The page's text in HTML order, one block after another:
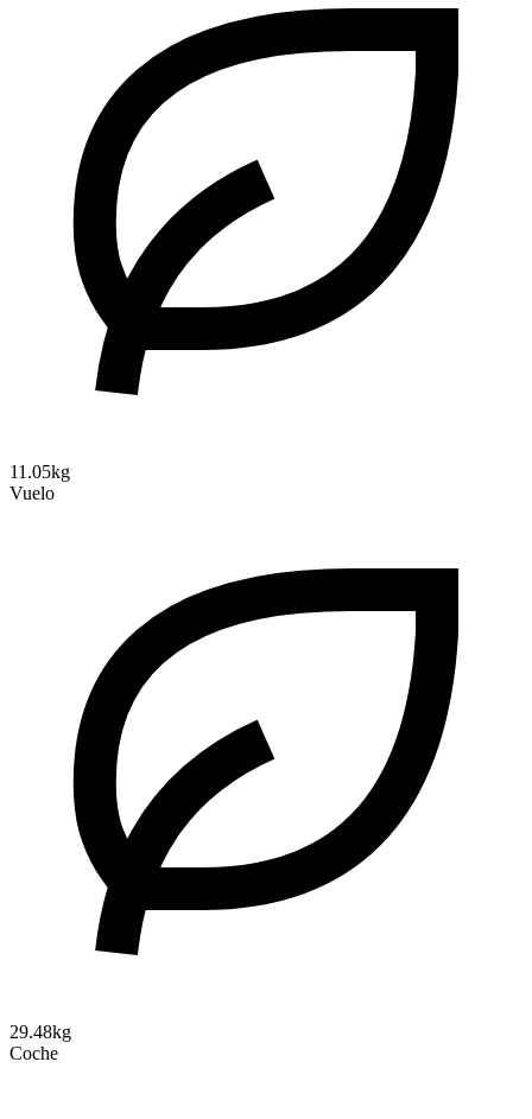
11.05kg
Vuelo
29.48kg
Coche